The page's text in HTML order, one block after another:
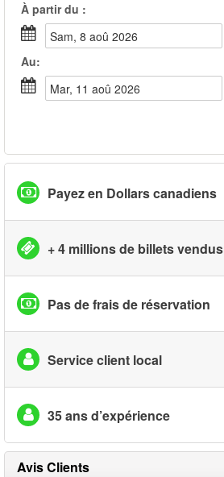
À partir du :
sam, 8 aoû 2026
Au:
mar, 11 aoû 2026
Payez en Dollars canadiens
+ 4 millions de billets vendus
Pas de frais de réservation
Service client local
35 ans d’expérience
Avis Clients